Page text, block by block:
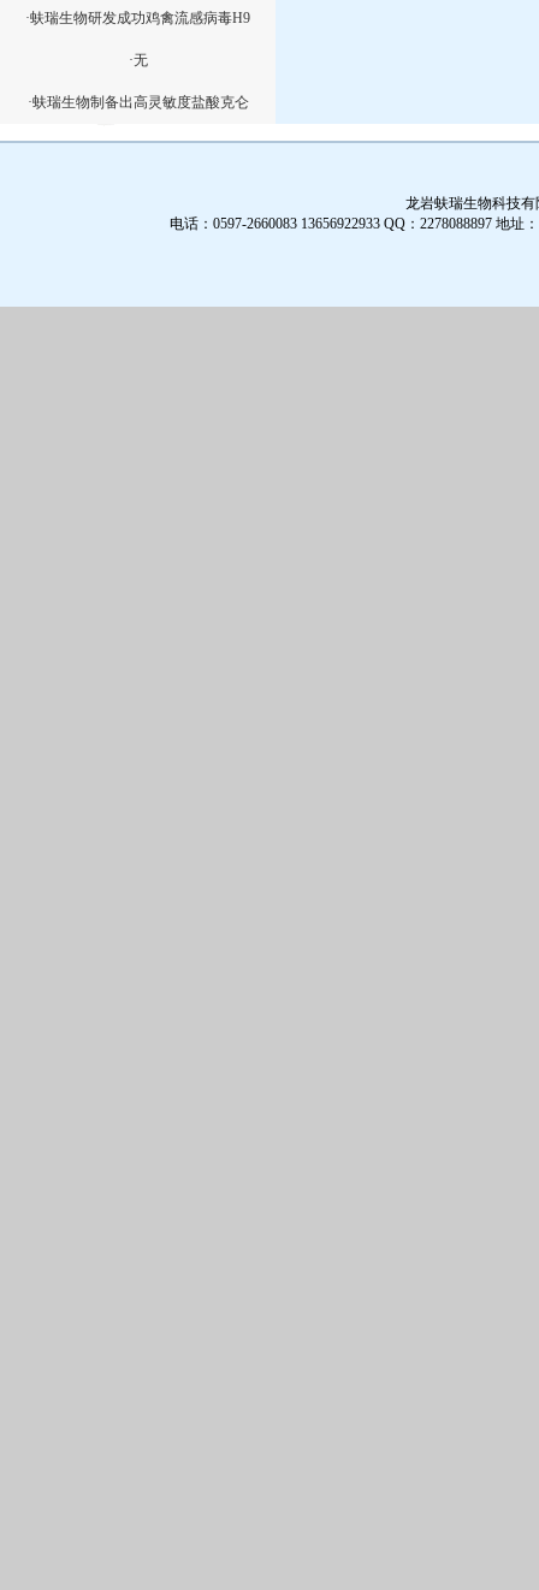
·蚨瑞生物研发成功鸡禽流感病毒H9
·无
·蚨瑞生物制备出高灵敏度盐酸克仑
龙岩蚨瑞生物科技
电话：0597-2660083 13656922933 QQ：2278088897 地